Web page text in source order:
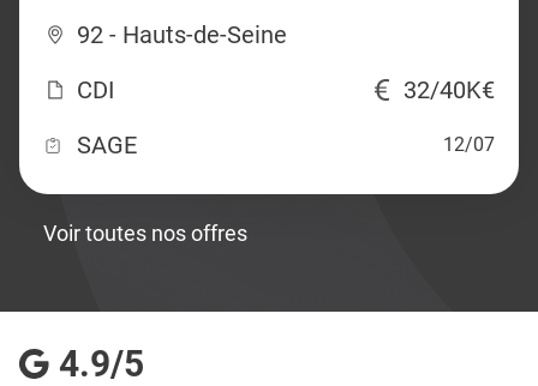
92 - Hauts-de-Seine
CDI
32/40K€
SAGE
12/07
Voir toutes nos offres
4.9/5